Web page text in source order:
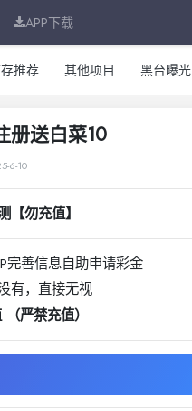
APP下载
推荐 其他项目 黑台曝光
册送白菜10
6-10
【勿充值】
完善信息自助申请彩金
有，直接无视
严禁充值）